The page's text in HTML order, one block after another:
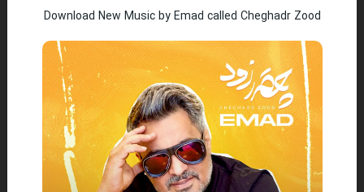
Download New Music by Emad called Cheghadr Zood